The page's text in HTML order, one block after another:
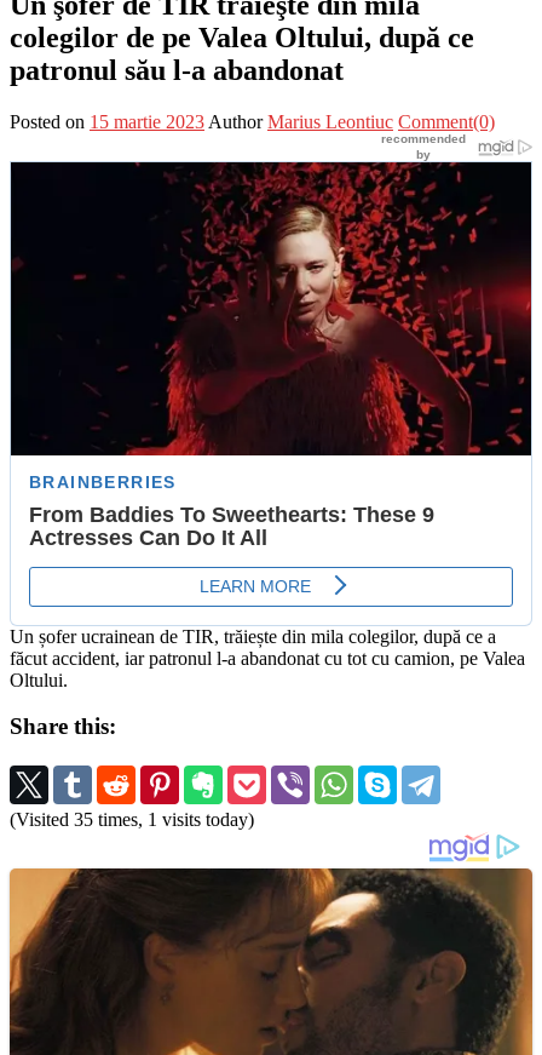
colegilor de pe Valea Oltului, după ce
patronul său l-a abandonat
Posted on 15 martie 2023 Author Marius Leontiuc Comment(0)
Un șofer ucrainean de TIR, trăiește din mila colegilor, după ce a
făcut accident, iar patronul l-a abandonat cu tot cu camion, pe Valea
Oltului.
Share this:
(Visited 35 times, 1 visits today)